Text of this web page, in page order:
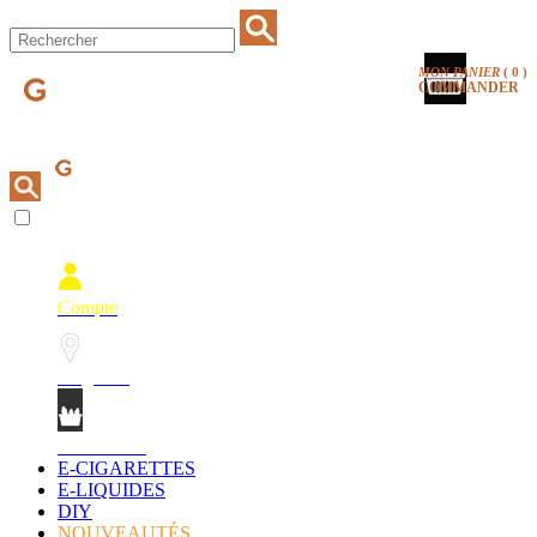
MON PANIER ( 0 )
COMMANDER
Compte
E-CIGARETTES
E-LIQUIDES
DIY
NOUVEAUTÉS